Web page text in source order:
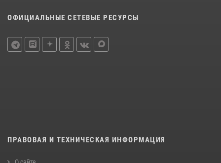
ОФИЦИАЛЬНЫЕ СЕТЕВЫЕ РЕСУРСЫ
ПРАВОВАЯ И ТЕХНИЧЕСКАЯ ИНФОРМАЦИЯ